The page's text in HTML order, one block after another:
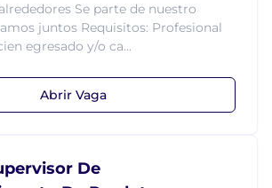
Se parte de nuestro
juntos Requisitos: Profesional
egresado y/o ca...
Abrir Vaga
De